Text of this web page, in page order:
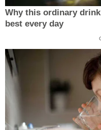
Why this ordinary
best every day